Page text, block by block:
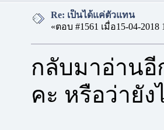
Re: เป็นได้แค่ตัวแทน
«ตอบ #1561 เมื่อ15-04-2018
กลับมาอ่านอี
คะ หรือว่ายัง